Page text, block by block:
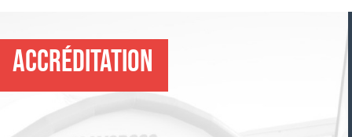
Accréditation